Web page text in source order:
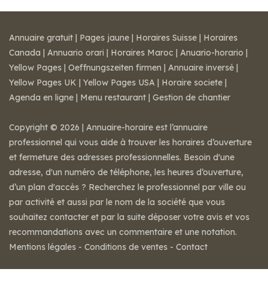
Annuaire gratuit | Pages jaune | Horaires Suisse | Horaires
Canada | Annuario orari | Horaires Maroc | Anuario-horario |
Yellow Pages | Oeffnungszeiten firmen | Annuaire inversé |
Yellow Pages UK | Yellow Pages USA | Horaire societe |
Agenda en ligne | Menu restaurant | Gestion de chantier
Copyright © 2026 | Annuaire-horaire est l’annuaire
professionnel qui vous aide à trouver les horaires d’ouverture
et fermeture des adresses professionnelles. Besoin d'une
adresse, d'un numéro de téléphone, les heures d’ouverture,
d’un plan d'accès ? Recherchez le professionnel par ville ou
par activité et aussi par le nom de la société que vous
souhaitez contacter et par la suite déposer votre avis et vos
recommandations avec un commentaire et une notation.
Mentions légales - Conditions de ventes - Contact